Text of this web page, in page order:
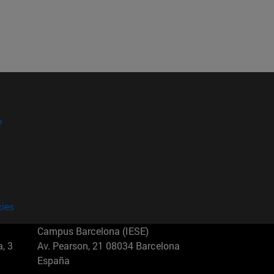
3
Campus Barcelona (IESE)
Av. Pearson, 21 08034 Barcelona
España